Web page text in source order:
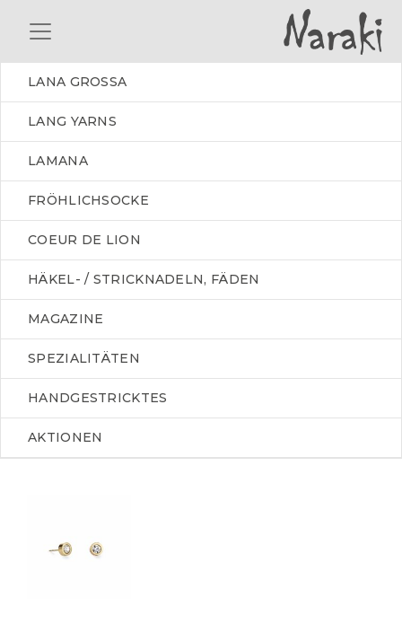
LANA GROSSA
LANG YARNS
LAMANA
FRÖHLICHSOCKE
COEUR DE LION
HÄKEL- / STRICKNADELN, FÄDEN
MAGAZINE
SPEZIALITÄTEN
HANDGESTRICKTES
AKTIONEN